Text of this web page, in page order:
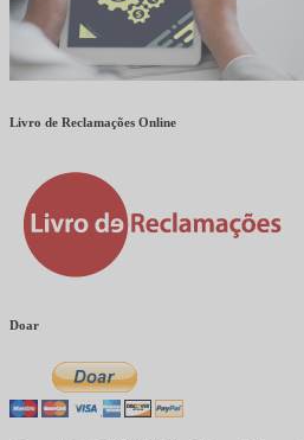
Livro de Reclamações Online
Doar